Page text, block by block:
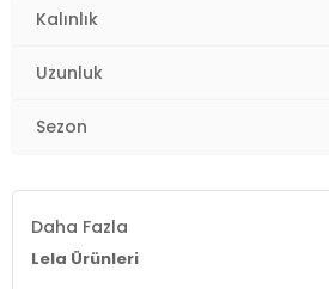
Yaş Grubu:
Detaylar:
Kalınlık
Uzunluk
Sezon
Daha Fazla
Lela Ürünleri